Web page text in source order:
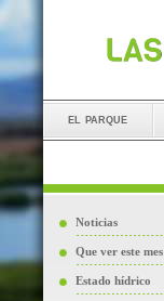
el parque
Noticias
Que ver este mes
Estado hídrico